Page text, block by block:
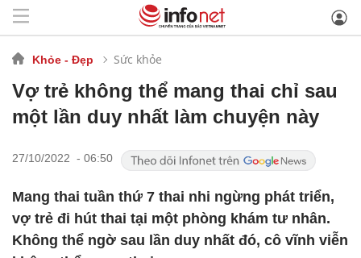
Khỏe - Đẹp Sức khỏe
Vợ trẻ không thể mang thai chỉ sau
một lần duy nhất làm chuyện này
27/10/2022 - 06:50
Mang thai tuần thứ 7 thai nhi ngừng phát triển,
vợ trẻ đi hút thai tại một phòng khám tư nhân.
Không thể ngờ sau lần duy nhất đó, cô vĩnh viễn